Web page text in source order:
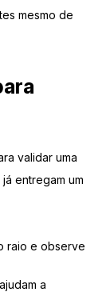
mesmo de
validar uma
entregam um
raio e observe
ajudam a